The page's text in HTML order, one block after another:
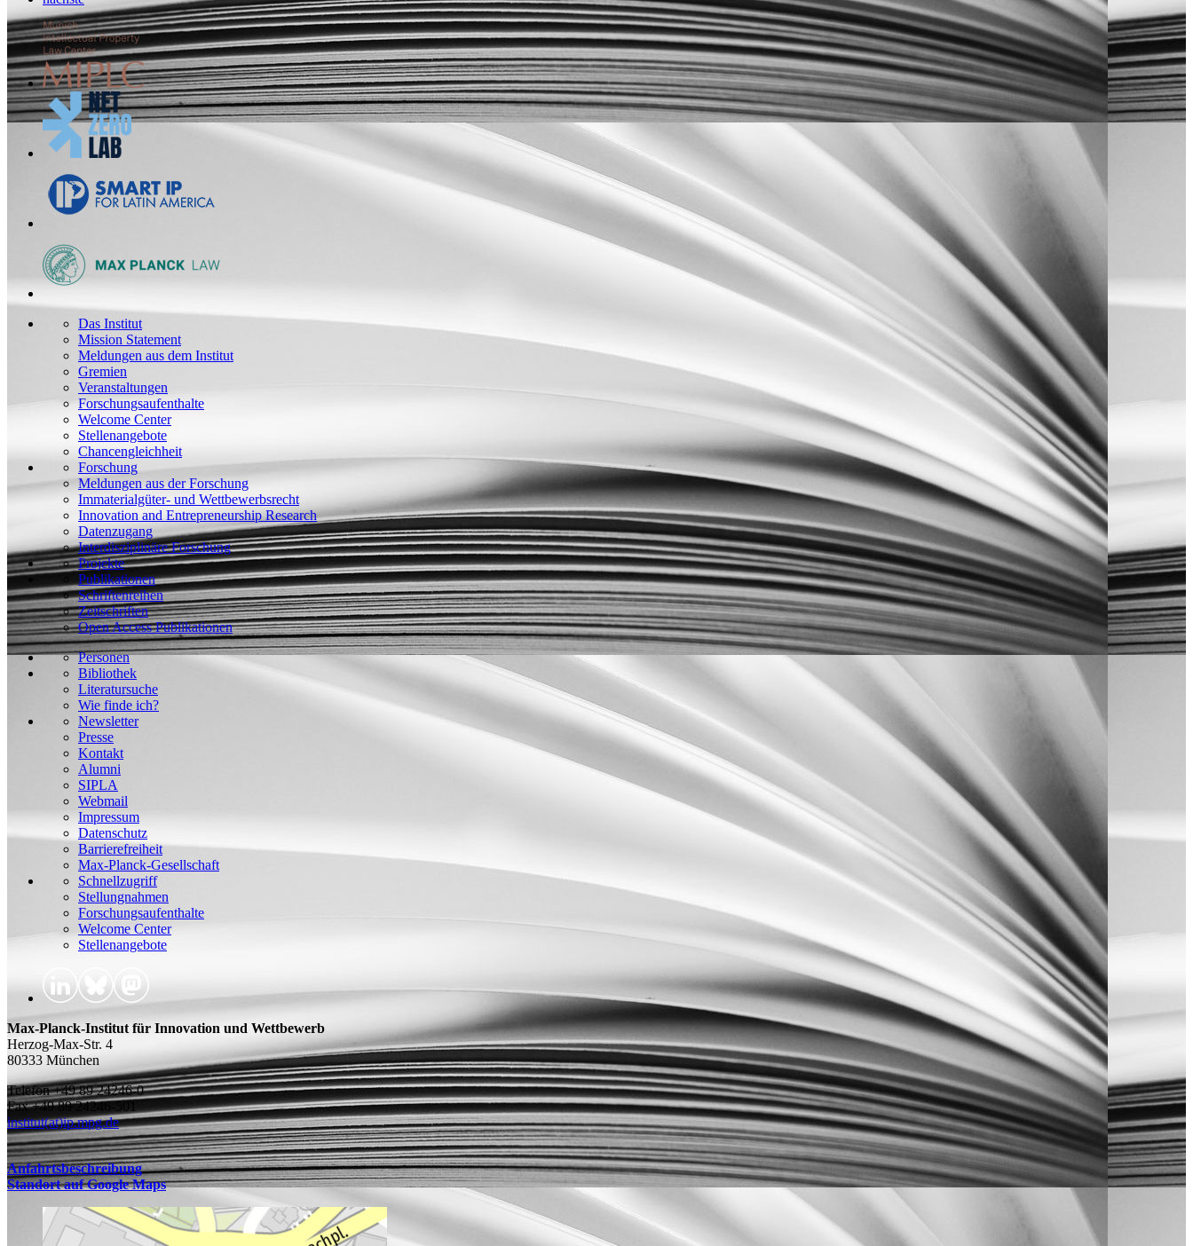
Das Institut
Mission Statement
Meldungen aus dem Institut
Gremien
Veranstaltungen
Forschungsaufenthalte
Welcome Center
Stellenangebote
Chancengleichheit
Forschung
Meldungen aus der Forschung
Immaterialgüter- und Wettbewerbsrecht
Innovation and Entrepreneurship Research
Datenzugang
Interdisziplinäre Forschung
Projekte
Publikationen
Schriftenreihen
Zeitschriften
Open Access Publikationen
Personen
Bibliothek
Literatursuche
Wie finde ich?
Newsletter
Presse
Kontakt
Alumni
SIPLA
Webmail
Impressum
Datenschutz
Barrierefreiheit
Max-Planck-Gesellschaft
Schnellzugriff
Stellungnahmen
Forschungsaufenthalte
Welcome Center
Stellenangebote
Max-Planck-Institut für Innovation und Wettbewerb
Herzog-Max-Str. 4
80333 München
Telefon +49 89 24246-0
Fax +49 89 24246-501
institut(at)ip.mpg.de
Anfahrtsbeschreibung
Standort auf Google Maps